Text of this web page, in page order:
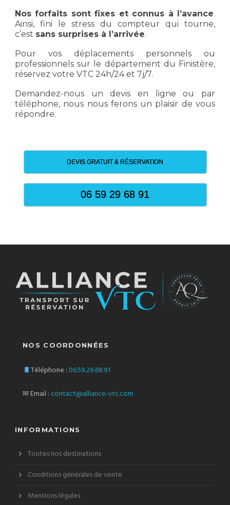
Nos forfaits sont fixes et connus à l’avance.
Ainsi, fini le stress du compteur qui tourne,
c’est sans surprises à l’arrivée.
Pour vos déplacements personnels ou
professionnels sur le département du Finistère,
réservez votre VTC 24h/24 et 7j/7.
Demandez-nous un devis en ligne ou par
téléphone, nous nous ferons un plaisir de vous
répondre.
DEVIS GRATUIT & RÉSERVATION
06 59 29 68 91
NOS COORDONNÉES
Téléphone : 06.59.29.68.91
✉ Email : contact@alliance-vtc.com
INFORMATIONS
Toutes nos destinations
Conditions générales de vente
Mentions légales